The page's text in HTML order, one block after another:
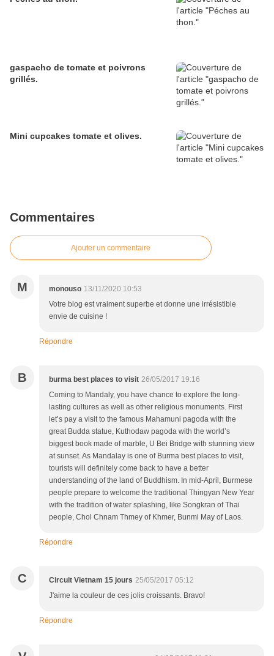
gaspacho de tomate et poivrons
grillés.
Mini cupcakes tomate et olives.
Commentaires
Ajouter un commentaire
M monouso 13/11/2020 10:53
Votre blog est vraiment superbe et donne une irrésistible
envie de cuisine !
Répondre
B burma best places to visit 26/05/2017 19:16
Coming to Mandaly, you have chance to explore the long-
lasting cultures as well as other religious monuments. First
let’s pay a visit to the famous Mahamuni pagoda with the
great Budda statue, Kuthodaw pagoda with the world’s
biggest book made of marble, U Bei Bridge with stunning view
at sunset. As Mandalay is one of Burma best places to visit,
tourists will definitely come back to have a better
understanding of the land of Buddhism. In mid-April, Burmese
people prepare to welcome the traditional Thingyan New Year
with the tradition of water splashing, like Songkran of Thai
people, Chol Chnam Thmey of Khmer, Bunmi May of Laos.
Répondre
C Circuit Vietnam 15 jours 25/05/2017 05:12
J'aime la couleur de ces jolis croissants. Bravo!
Répondre